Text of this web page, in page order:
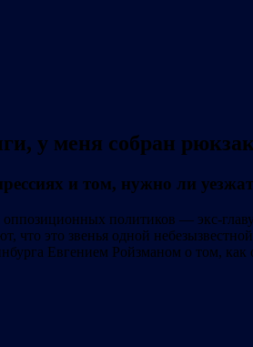
у меня собран
и том, нужно ли
оппозиционных политиков — экс-
что это звенья одной
Евгением Ройзманом о том,